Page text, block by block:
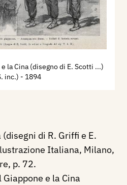
la Cina (disegno di E. Scotti ...)
inc.) - 1894
di R. Griffi e E.
Italiana, Milano,
p. 72.
e la Cina